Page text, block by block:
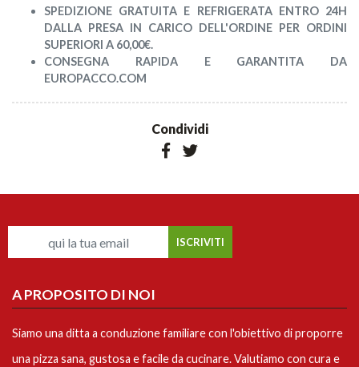
SPEDIZIONE GRATUITA E REFRIGERATA ENTRO 24H
DALLA PRESA IN CARICO DELL'ORDINE PER ORDINI
SUPERIORI A 60,00€.
CONSEGNA RAPIDA E GARANTITA DA
EUROPACCO.COM
Condividi
A PROPOSITO DI NOI
Siamo una ditta a conduzione familiare con l'obiettivo di proporre
una pizza sana, gustosa e facile da cucinare. Valutiamo con cura e